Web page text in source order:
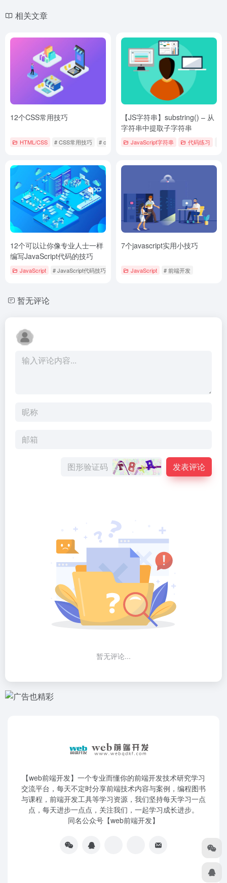
相关文章
12个CSS常用技巧
HTML/CSS # CSS常用技巧 # css技巧 # 前端技术
【JS字符串】substring() – 从
字符串中提取子字符串
JavaScript字符串 代码练习
12个可以让你像专业人士一样
编写JavaScript代码的技巧
JavaScript # JavaScript代码技巧 # 前端技术
7个javascript实用小技巧
JavaScript # 前端开发
暂无评论
发表评论
暂无评论...
【web前端开发】一个专业而懂你的前端开发技术研究学习
交流平台，每天不定时分享前端技术内容与案例，编程图书
与课程，前端开发工具等学习资源，我们坚持每天学习一点
点，每天进步一点点，关注我们，一起学习成长进步。
同名公众号【web前端开发】